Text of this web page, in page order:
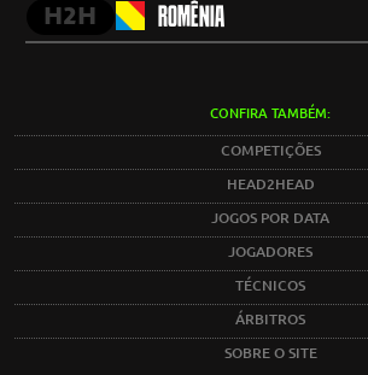
H2H ROMÊNIA
CONFIRA TAMBÉM:
COMPETIÇÕES
HEAD2HEAD
JOGOS POR DATA
JOGADORES
TÉCNICOS
ÁRBITROS
SOBRE O SITE